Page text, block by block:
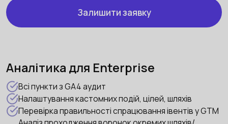
Залишити заявку
Аналітика для Enterprise
Всі пункти з GA4 аудит
Налаштування кастомних подій, цілей, шляхів
Перевірка правильності спрацювання івентів у GTM